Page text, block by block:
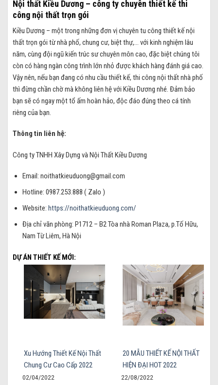
Nội thất Kiều Dương – công ty chuyên thiết kế thi
công nội thất trọn gói
Kiều Dương – một trong những đơn vị chuyên tu công thiết kế nội
thất trọn gói từ nhà phố, chung cư, biệt thự,… với kinh nghiệm lâu
năm, cùng đội ngũ kiến trúc sư chuyên môn cao, đặc biệt chúng tôi
còn có hàng ngàn công trình lớn nhỏ được khách hàng đánh giá cao.
Vậy nên, nếu bạn đang có nhu cầu thiết kế, thi công nội thất nhà phố
thì đừng chần chờ mà không liên hệ với Kiều Dương nhé. Đảm bảo
bạn sẽ có ngay một tổ ấm hoàn hảo, độc đáo đúng theo cá tính
riêng của bạn.
Thông tin liên hệ:
Công ty TNHH Xây Dựng và Nội Thất Kiều Dương
Email: noithatkieuduong@gmail.com
Hotline: 0987.253.888 ( Zalo )
Website: https://noithatkieuduong.com/
Địa chỉ văn phòng: P1712 – B2 Tòa nhà Roman Plaza, p.Tố Hữu,
Nam Từ Liêm, Hà Nội
DỰ ÁN THIẾT KẾ MỚI:
Xu Hướng Thiết Kế Nội Thất
Chung Cư Cao Cấp 2022
02/04/2022
20 MẪU THIẾT KẾ NỘI THẤT
HIỆN ĐẠI HOT 2022
22/08/2022